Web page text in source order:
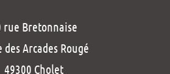
rue Bretonnaise
des Arcades Rougé
49300 Cholet